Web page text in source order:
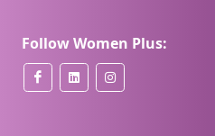
Follow Women Plus: